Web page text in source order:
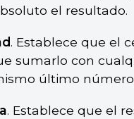
el resultado.
. Establece que el
sumarlo con
último número:
. Establece que el